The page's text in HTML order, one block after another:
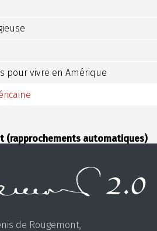
pour vivre en Amérique
(rapprochements automatiques)
de Rougemont,